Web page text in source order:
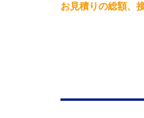
お見積りの総額、